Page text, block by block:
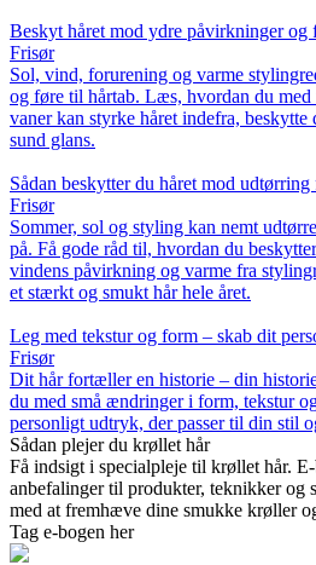
Beskyt håret mod ydre påvirkninger og
Frisør
Sol, vind, forurening og varme
og føre til hårtab. Læs, hvordan du med
vaner kan styrke håret indefra, beskytte
sund glans.
Sådan beskytter du håret mod
Frisør
Sommer, sol og styling kan nemt
på. Få gode råd til, hvordan du
vindens påvirkning og varme fra
et stærkt og smukt hår hele året.
Leg med tekstur og form – skab dit
Frisør
Dit hår fortæller en historie – din
du med små ændringer i form, tekstur
personligt udtryk, der passer til din stil
Sådan plejer du krøllet hår
Få indsigt i specialpleje til krøllet hår.
anbefalinger til produkter, teknikker og
med at fremhæve dine smukke krøller
Tag e-bogen her